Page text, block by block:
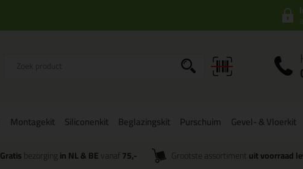
Montagekit Siliconenkit Beglazingskit Purschuim Gevel- & Vloerkit
Gratisbezorgingin NL & BEvanaf 75,- Grootste assortiment uit voorraad